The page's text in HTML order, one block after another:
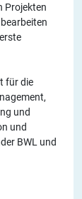
Projekten
für die
und
und
BWL und